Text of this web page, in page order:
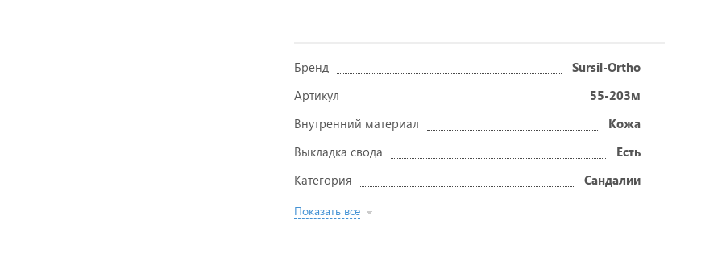
Бренд
Sursil-Ortho
Артикул
55-203м
Внутренний материал
Кожа
Выкладка свода
Есть
Категория
Сандалии
Показать все